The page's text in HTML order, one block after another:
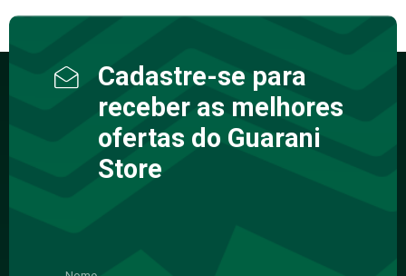
Cadastre-se para
receber as melhores
ofertas do Guarani
Store